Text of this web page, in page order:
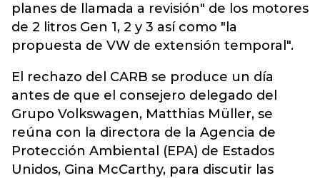
planes de llamada a revisión" de los motores
de 2 litros Gen 1, 2 y 3 así como "la
propuesta de VW de extensión temporal".
El rechazo del CARB se produce un día
antes de que el consejero delegado del
Grupo Volkswagen, Matthias Müller, se
reúna con la directora de la Agencia de
Protección Ambiental (EPA) de Estados
Unidos, Gina McCarthy, para discutir las